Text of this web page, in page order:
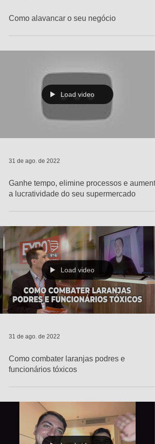
Como alavancar o seu negócio
Load video
31 de ago. de 2022
Ganhe tempo, elimine processos e
a lucratividade do seu supermercado
Load video
31 de ago. de 2022
Como combater laranjas podres e
funcionários tóxicos